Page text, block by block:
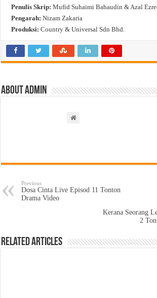
Penulis Skrip:Mufid Suhaimi Bahaudin & Azal
Pengarah: Nizam Zakaria
Produksi: Country & Universal Sdn Bhd.
About admin
Previous
Dosa Cinta Live Episod 11 Tonton
Drama Video
Kerana Seorang
2
Related Articles